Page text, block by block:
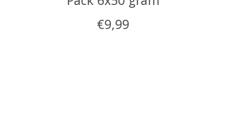
€9,99